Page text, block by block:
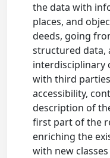
the data with
places, and
deeds, going
structured data,
interdisciplinary
with third
accessibility,
description of
first part of the
enriching the
with new